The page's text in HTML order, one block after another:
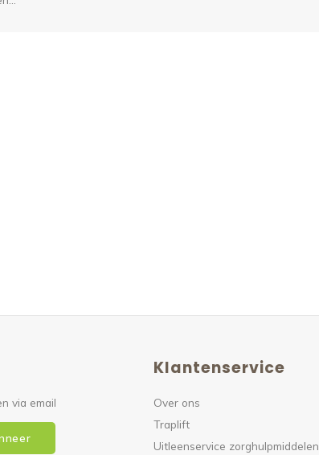
via email
Klantenservice
Over ons
Traplift
Uitleenservice zorghulpmiddelen